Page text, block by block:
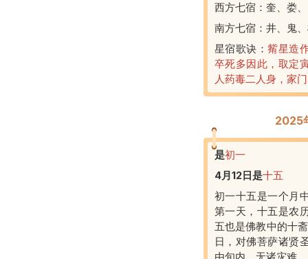
西方七宿：奎、娄
南方七宿：井、鬼
星宿歌诀：觜星造
卒死多因此，取定
人药毒二人身，家
2025
是初一
4月12日是十五
初一十五是一个月
第一天，十五是农
五也是佛教中的十
日，对佛菩萨诸贤